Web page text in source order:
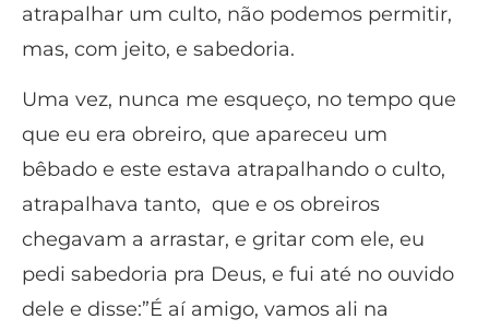
atrapalhar um culto, não podemos permitir,
mas, com jeito, e sabedoria.
Uma vez, nunca me esqueço, no tempo que
que eu era obreiro, que apareceu um
bêbado e este estava atrapalhando o culto,
atrapalhava tanto, que e os obreiros
chegavam a arrastar, e gritar com ele, eu
pedi sabedoria pra Deus, e fui até no ouvido
dele e disse:”É aí amigo, vamos ali na